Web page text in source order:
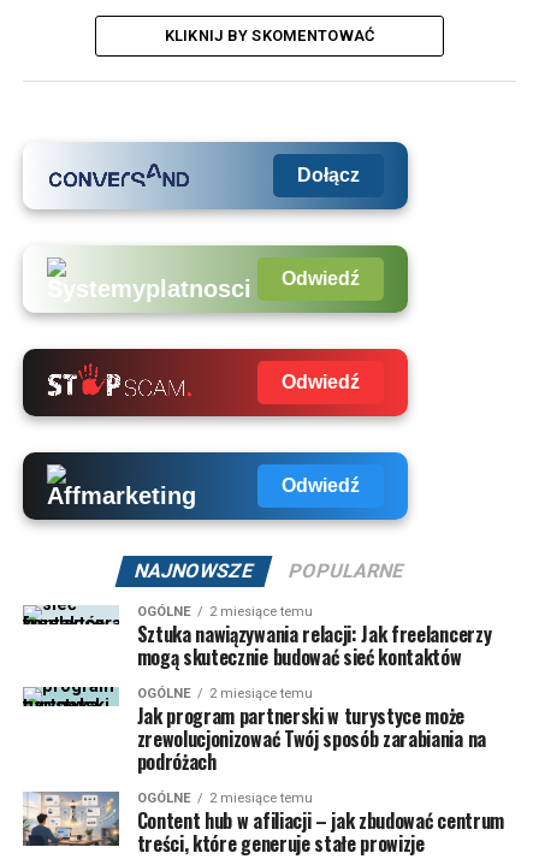
KLIKNIJ BY SKOMENTOWAĆ
Dołącz
Odwiedź
Odwiedź
Odwiedź
NAJNOWSZE POPULARNE
OGÓLNE 2 miesiące temu
Sztuka nawiązywania relacji: Jak freelancerzy
mogą skutecznie budować sieć kontaktów
OGÓLNE 2 miesiące temu
Jak program partnerski w turystyce może
zrewolucjonizować Twój sposób zarabiania na
podróżach
OGÓLNE 2 miesiące temu
Content hub w afiliacji – jak zbudować centrum
treści, które generuje stałe prowizje